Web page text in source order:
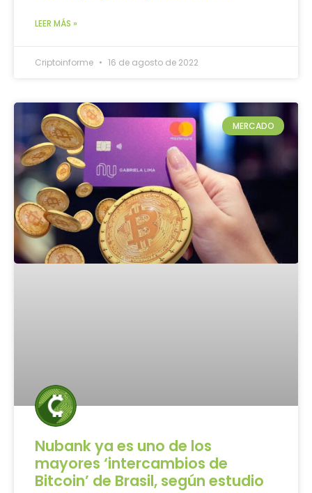
LEER MÁS »
Criptoinforme 16 de agosto de 2022
MERCADO
Nubank ya es uno de los
mayores ‘intercambios de
Bitcoin’ de Brasil, según estudio